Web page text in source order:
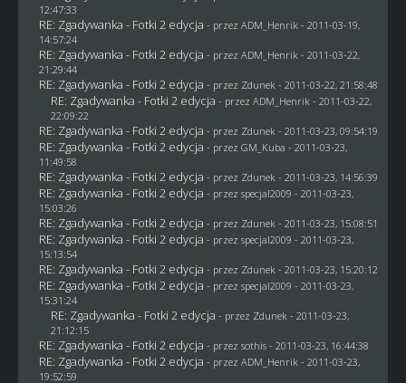
12:47:33
RE: Zgadywanka - Fotki 2 edycja - przez ADM_Henrik - 2011-03-19,
14:57:24
RE: Zgadywanka - Fotki 2 edycja - przez ADM_Henrik - 2011-03-22,
21:29:44
RE: Zgadywanka - Fotki 2 edycja - przez Zdunek - 2011-03-22, 21:58:48
RE: Zgadywanka - Fotki 2 edycja - przez ADM_Henrik - 2011-03-22,
22:09:22
RE: Zgadywanka - Fotki 2 edycja - przez Zdunek - 2011-03-23, 09:54:19
RE: Zgadywanka - Fotki 2 edycja - przez GM_Kuba - 2011-03-23,
11:49:58
RE: Zgadywanka - Fotki 2 edycja - przez Zdunek - 2011-03-23, 14:56:39
RE: Zgadywanka - Fotki 2 edycja - przez specjal2009 - 2011-03-23,
15:03:26
RE: Zgadywanka - Fotki 2 edycja - przez Zdunek - 2011-03-23, 15:08:51
RE: Zgadywanka - Fotki 2 edycja - przez specjal2009 - 2011-03-23,
15:13:54
RE: Zgadywanka - Fotki 2 edycja - przez Zdunek - 2011-03-23, 15:20:12
RE: Zgadywanka - Fotki 2 edycja - przez specjal2009 - 2011-03-23,
15:31:24
RE: Zgadywanka - Fotki 2 edycja - przez Zdunek - 2011-03-23,
21:12:15
RE: Zgadywanka - Fotki 2 edycja - przez sothis- 2011-03-23, 16:44:38
RE: Zgadywanka - Fotki 2 edycja - przez ADM_Henrik - 2011-03-23,
19:52:59